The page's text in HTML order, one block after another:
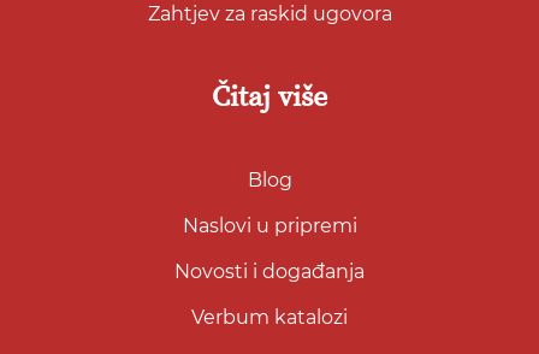
Zahtjev za raskid ugovora
Čitaj više
Blog
Naslovi u pripremi
Novosti i događanja
Verbum katalozi